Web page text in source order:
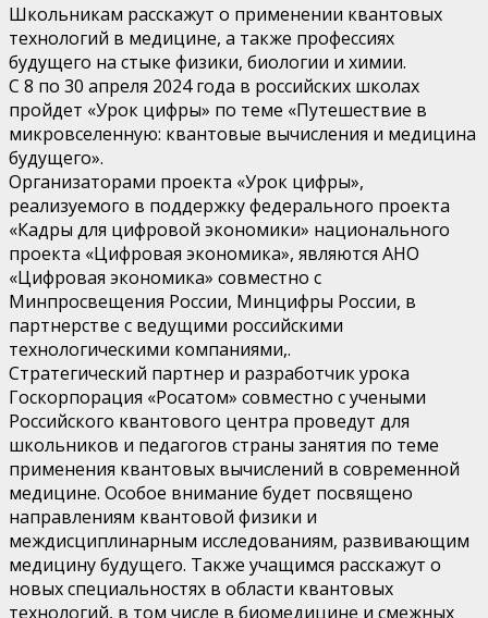
Школьникам расскажут о применении квантовых
технологий в медицине, а также профессиях
будущего на стыке физики, биологии и химии.
С 8 по 30 апреля 2024 года в российских школах
пройдет «Урок цифры» по теме «Путешествие в
микровселенную: квантовые вычисления и медицина
будущего».
Организаторами проекта «Урок цифры»,
реализуемого в поддержку федерального проекта
«Кадры для цифровой экономики» национального
проекта «Цифровая экономика», являются АНО
«Цифровая экономика» совместно с
Минпросвещения России, Минцифры России, в
партнерстве с ведущими российскими
технологическими компаниями,.
Стратегический партнер и разработчик урока
Госкорпорация «Росатом» совместно с учеными
Российского квантового центра проведут для
школьников и педагогов страны занятия по теме
применения квантовых вычислений в современной
медицине. Особое внимание будет посвящено
направлениям квантовой физики и
междисциплинарным исследованиям, развивающим
медицину будущего. Также учащимся расскажут о
новых специальностях в области квантовых
технологий, в том числе в биомедицине и смежных